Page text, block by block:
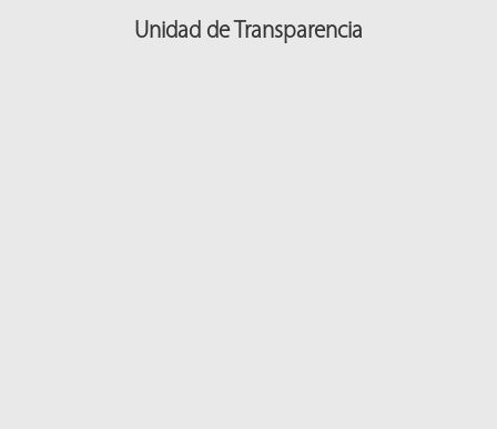
Unidad de Transparencia